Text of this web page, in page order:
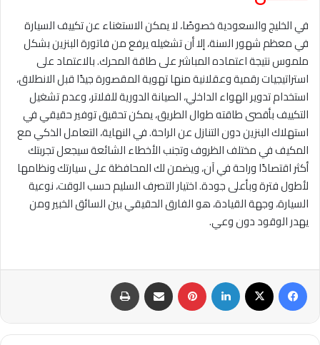
في الخليج والسعودية خصوصًا، لا يمكن الاستغناء عن تكييف السيارة
في معظم شهور السنة، إلا أن تشغيله يرفع من فاتورة البنزين بشكل
ملموس نتيجة اعتماده المباشر على طاقة المحرك. بالاعتماد على
استراتيجيات رقمية وعقلانية منها تهوية المقصورة جيدًا قبل الانطلاق،
استخدام تدوير الهواء الداخلي، الصيانة الدورية للفلاتر، وعدم تشغيل
التكييف بأقصى طاقته طوال الطريق، يمكن تحقيق توفير حقيقي في
استهلاك البنزين دون التنازل عن الراحة. في النهاية، التعامل الذكي مع
المكيف في مختلف الظروف وتجنب الأخطاء الشائعة سيجعل تجربتك
أكثر اقتصادًا وراحة في آن، ويضمن لك المحافظة على سيارتك ونظامها
لأطول فترة وبأعلى جودة. اختيار التصرف السليم حسب الوقت، نوعية
السيارة، وجهة القيادة، هو الفارق الحقيقي بين السائق الخبير ومن
يهدر الوقود دون وعي.
فيسبوك ‫X لينكدإن بينتيريست مشاركة عبر البريد طباعة